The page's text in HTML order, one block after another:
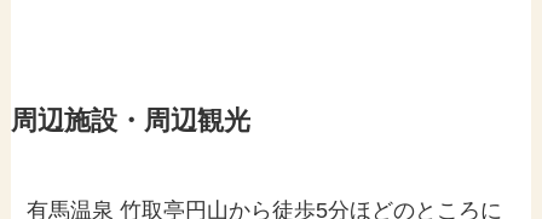
周辺施設・周辺観光
有馬温泉 竹取亭円山から徒歩5分ほどのところに